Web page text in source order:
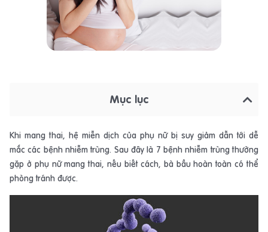
Mục lục
Khi mang thai, hệ miễn dịch của phụ nữ bị suy giảm dẫn tới dễ
mắc các bệnh nhiễm trùng. Sau đây là 7 bệnh nhiễm trùng thường
gặp ở phụ nữ mang thai, nếu biết cách, bà bầu hoàn toàn có thể
phòng tránh được.